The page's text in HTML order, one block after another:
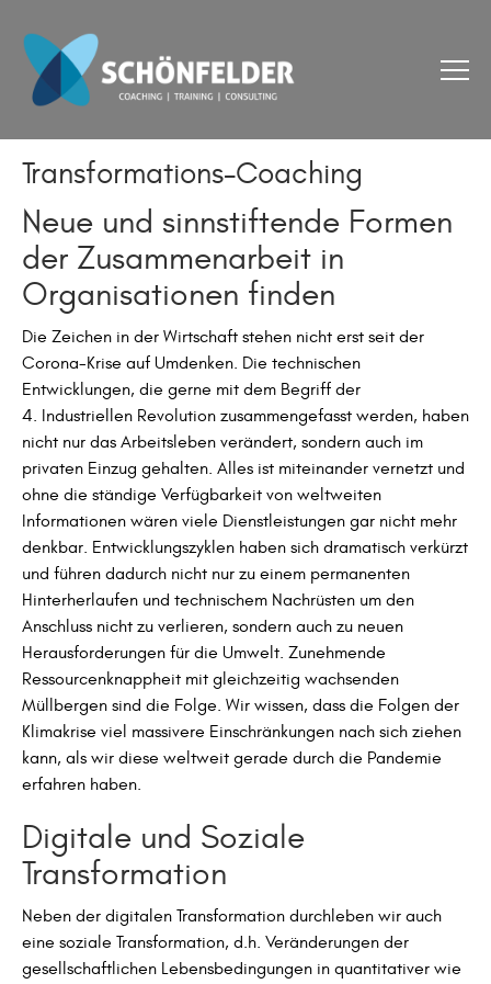
Transformations-Coaching
Neue und sinnstiftende Formen
der Zusammenarbeit in
Organisationen finden
Die Zeichen in der Wirtschaft stehen nicht erst seit der
Corona-Krise auf Umdenken. Die technischen
Entwicklungen, die gerne mit dem Begriff der
4. Industriellen Revolution zusammengefasst werden, haben
nicht nur das Arbeitsleben verändert, sondern auch im
privaten Einzug gehalten. Alles ist miteinander vernetzt und
ohne die ständige Verfügbarkeit von weltweiten
Informationen wären viele Dienstleistungen gar nicht mehr
denkbar. Entwicklungszyklen haben sich dramatisch verkürzt
und führen dadurch nicht nur zu einem permanenten
Hinterherlaufen und technischem Nachrüsten um den
Anschluss nicht zu verlieren, sondern auch zu neuen
Herausforderungen für die Umwelt. Zunehmende
Ressourcenknappheit mit gleichzeitig wachsenden
Müllbergen sind die Folge. Wir wissen, dass die Folgen der
Klimakrise viel massivere Einschränkungen nach sich ziehen
kann, als wir diese weltweit gerade durch die Pandemie
erfahren haben.
Digitale und Soziale
Transformation
Neben der digitalen Transformation durchleben wir auch
eine soziale Transformation, d.h. Veränderungen der
gesellschaftlichen Lebensbedingungen in quantitativer wie